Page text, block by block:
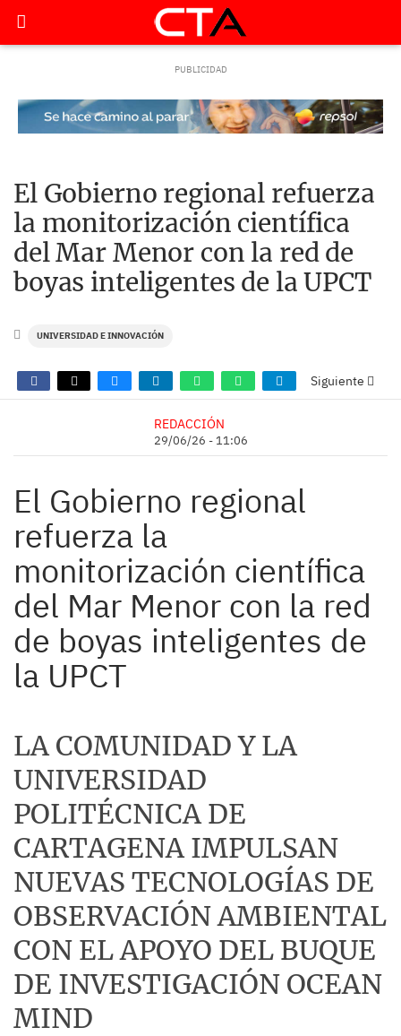
El Gobierno regional refuerza
la monitorización científica
del Mar Menor con la red de
boyas inteligentes de la UPCT
UNIVERSIDAD E INNOVACIÓN
Siguiente
REDACCIÓN
29/06/26 - 11:06
El Gobierno regional
refuerza la
monitorización científica
del Mar Menor con la red
de boyas inteligentes de
la UPCT
LA COMUNIDAD Y LA
UNIVERSIDAD
POLITÉCNICA DE
CARTAGENA IMPULSAN
NUEVAS TECNOLOGÍAS DE
OBSERVACIÓN AMBIENTAL
CON EL APOYO DEL BUQUE
DE INVESTIGACIÓN OCEAN
MIND